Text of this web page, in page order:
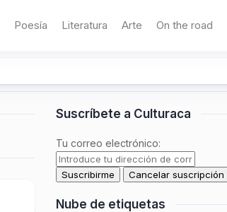
Poesía Literatura Arte On the road
Suscríbete a Culturaca
Tu correo electrónico:
Nube de etiquetas